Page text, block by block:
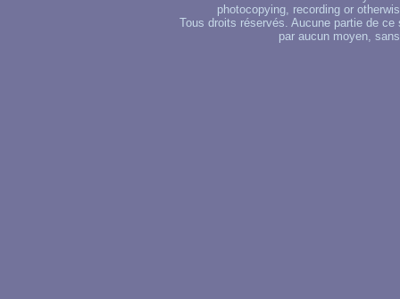
photocopying, recording or
Tous droits réservés. Aucune partie de
par aucun moyen,